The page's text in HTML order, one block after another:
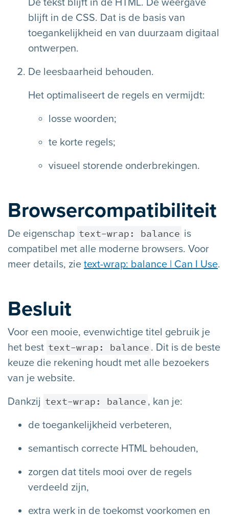
De tekst blijft in de HTML. De weergave
blijft in de CSS. Dat is de basis van
toegankelijkheid en van duurzaam digitaal
ontwerpen.
De leesbaarheid behouden.
Het optimaliseert de regels en vermijdt:
losse woorden;
te korte regels;
visueel storende onderbrekingen.
Browsercompatibiliteit
De eigenschap text-wrap: balance is
compatibel met alle moderne browsers. Voor
meer details, zie text-wrap: balance | Can I Use.
Besluit
Voor een mooie, evenwichtige titel gebruik je
het best text-wrap: balance . Dit is de beste
keuze die rekening houdt met alle bezoekers
van je website.
Dankzij text-wrap: balance , kan je:
de toegankelijkheid verbeteren,
semantisch correcte HTML behouden,
zorgen dat titels mooi over de regels
verdeeld zijn,
extra werk in de toekomst voorkomen en